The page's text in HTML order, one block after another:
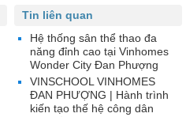
Tin liên quan
Hệ thống sân thể thao đa
năng đỉnh cao tại Vinhomes
Wonder City Đan Phượng
VINSCHOOL VINHOMES
ĐAN PHƯỢNG | Hành trình
kiến tạo thế hệ công dân